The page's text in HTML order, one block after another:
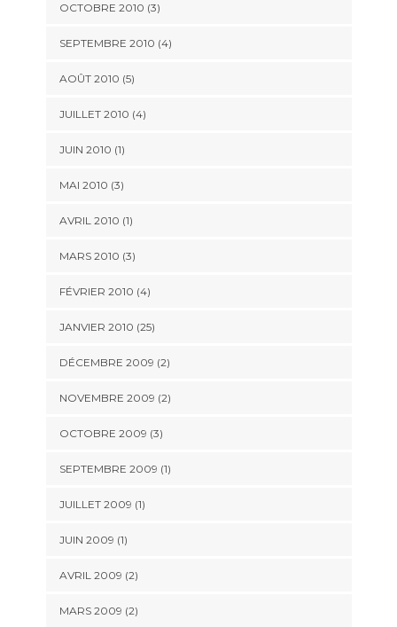
OCTOBRE 2010 (3)
SEPTEMBRE 2010 (4)
AOÛT 2010 (5)
JUILLET 2010 (4)
JUIN 2010 (1)
MAI 2010 (3)
AVRIL 2010 (1)
MARS 2010 (3)
FÉVRIER 2010 (4)
JANVIER 2010 (25)
DÉCEMBRE 2009 (2)
NOVEMBRE 2009 (2)
OCTOBRE 2009 (3)
SEPTEMBRE 2009 (1)
JUILLET 2009 (1)
JUIN 2009 (1)
AVRIL 2009 (2)
MARS 2009 (2)